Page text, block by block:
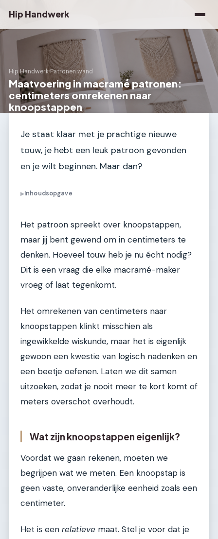
Hip Handwerk
Hip Handwerk›Patronen wand
Maatvoering in macramé patronen:
centimeters omrekenen naar
knoopstappen
Je staat klaar met je prachtige nieuwe
touw, je hebt een leuk patroon gevonden
en je wilt beginnen. Maar dan?
▶Inhoudsopgave
Het patroon spreekt over knoopstappen,
maar jij bent gewend om in centimeters te
denken. Hoeveel touw heb je nu écht nodig?
Dit is een vraag die elke macramé-maker
vroeg of laat tegenkomt.
Het omrekenen van centimeters naar
knoopstappen klinkt misschien als
ingewikkelde wiskunde, maar het is eigenlijk
gewoon een kwestie van logisch nadenken en
een beetje oefenen. Laten we dit samen
uitzoeken, zodat je nooit meer te kort komt of
meters overschot overhoudt.
Wat zijn knoopstappen eigenlijk?
Voordat we gaan rekenen, moeten we
begrijpen wat we meten. Een knoopstap is
geen vaste, onveranderlijke eenheid zoals een
centimeter.
Het is een relatieve maat. Stel je voor dat je